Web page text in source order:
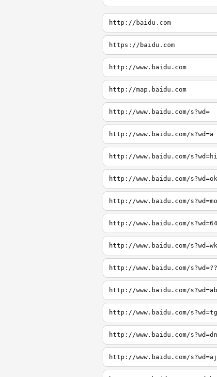
http://baidu.com
https://baidu.com
http://www.baidu.com
http://map.baidu.com
http://www.baidu.com/s?wd=
http://www.baidu.com/s?wd=a
http://www.baidu.com/s?wd=hi
http://www.baidu.com/s?wd=ok
http://www.baidu.com/s?wd=mo
http://www.baidu.com/s?wd=64
http://www.baidu.com/s?wd=wk
http://www.baidu.com/s?wd=??
http://www.baidu.com/s?wd=ab
http://www.baidu.com/s?wd=tg
http://www.baidu.com/s?wd=dn
http://www.baidu.com/s?wd=aj